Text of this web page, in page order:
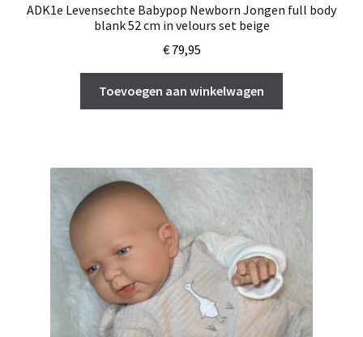
ADK1e Levensechte Babypop Newborn Jongen full body
blank 52 cm in velours set beige
€79,95
Toevoegen aan winkelwagen